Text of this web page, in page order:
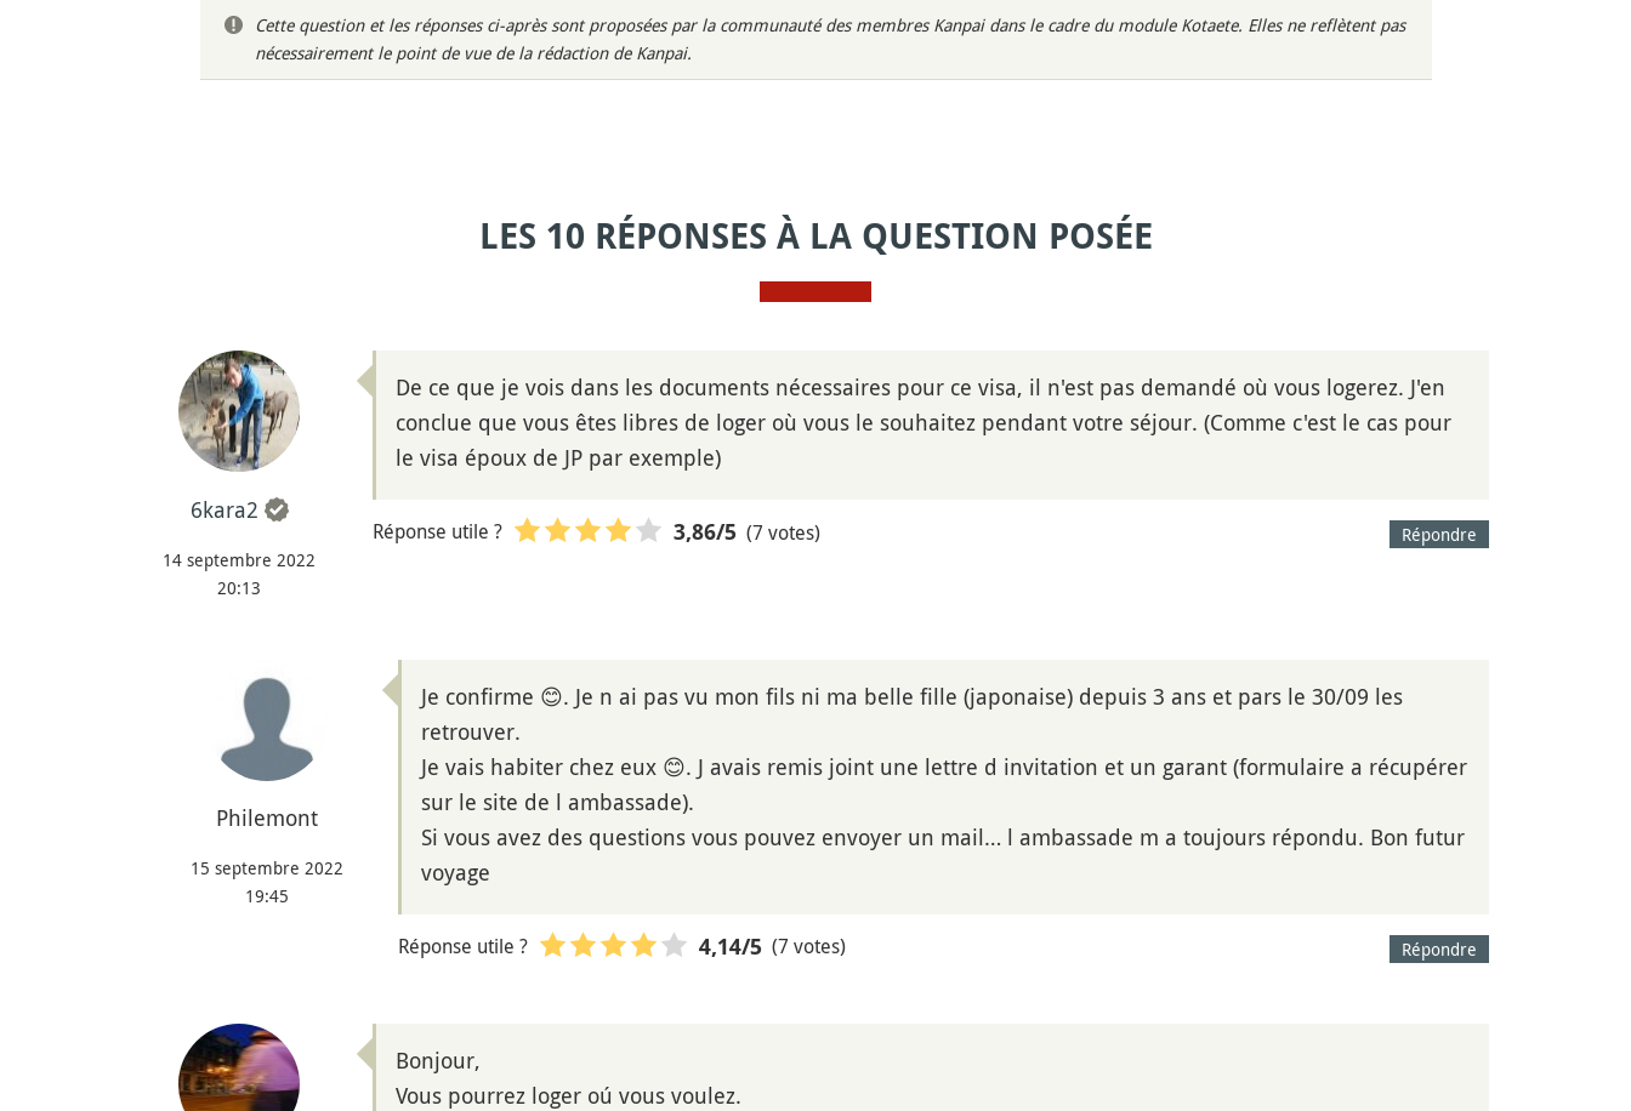
Cette question et les réponses ci-après sont proposées par la communauté des membres Kanpai dans le cadre du module Kotaete. Elles ne reflètent pas
nécessairement le point de vue de la rédaction de Kanpai.
LES 10 RÉPONSES À LA QUESTION POSÉE
6kara2
14 septembre 2022
20:13
De ce que je vois dans les documents nécessaires pour ce visa, il n'est pas demandé où vous logerez. J'en
conclue que vous êtes libres de loger où vous le souhaitez pendant votre séjour. (Comme c'est le cas pour
le visa époux de JP par exemple)
Répondre
Réponse utile ? 3,86/5 (7 votes)
Philemont
15 septembre 2022
19:45
Je confirme 😊. Je n ai pas vu mon fils ni ma belle fille (japonaise) depuis 3 ans et pars le 30/09 les
retrouver.
Je vais habiter chez eux 😊. J avais remis joint une lettre d invitation et un garant (formulaire a récupérer
sur le site de l ambassade).
Si vous avez des questions vous pouvez envoyer un mail… l ambassade m a toujours répondu. Bon futur
voyage
Répondre
Réponse utile ? 4,14/5 (7 votes)
Bonjour,
Vous pourrez loger oú vous voulez.